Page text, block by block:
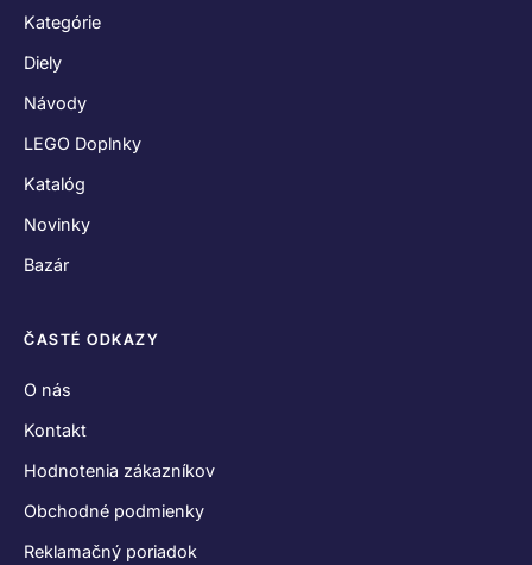
Kategórie
Diely
Návody
LEGO Doplnky
Katalóg
Novinky
Bazár
ČASTÉ ODKAZY
O nás
Kontakt
Hodnotenia zákazníkov
Obchodné podmienky
Reklamačný poriadok